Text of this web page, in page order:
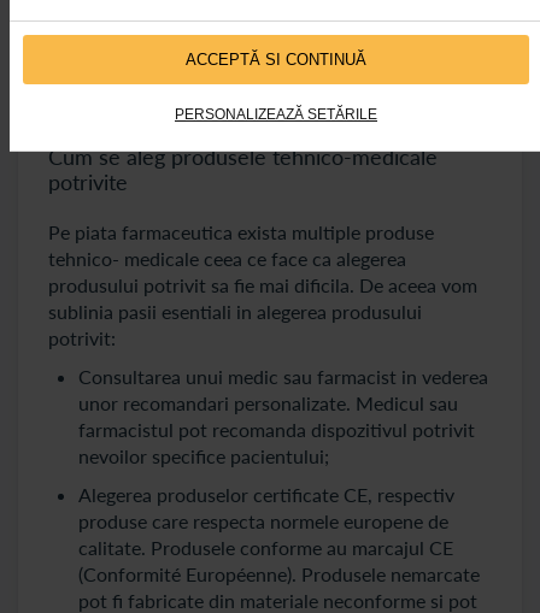
ACCEPTĂ SI CONTINUĂ
PERSONALIZEAZĂ SETĂRILE
Conditiile medicale complexe date de afectiuni
cronice sau date de tratamentele oncologice
Cum se aleg produsele tehnico-medicale
potrivite
Pe piata farmaceutica exista multiple produse
tehnico- medicale ceea ce face ca alegerea
produsului potrivit sa fie mai dificila. De aceea vom
sublinia pasii esentiali in alegerea produsului
potrivit:
Consultarea unui medic sau farmacist in vederea
unor recomandari personalizate. Medicul sau
farmacistul pot recomanda dispozitivul potrivit
nevoilor specifice pacientului;
Alegerea produselor certificate CE, respectiv
produse care respecta normele europene de
calitate. Produsele conforme au marcajul CE
(Conformité Européenne). Produsele nemarcate
pot fi fabricate din materiale neconforme si pot